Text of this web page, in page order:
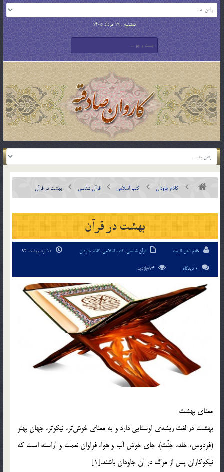
دوشنبه , 19 مرداد 1405
کلام جاودان کتب اسلامی قرآن شناسی بهشت در قرآن
بهشت در قرآن
خادم اهل البیت قرآن شناسی,کتب اسلامی,کلام جاودان
0 دیدگاه
معناي بهشت
بهشت در لغت ريشه‌ي اوستايي دارد و به معناي خوش‌تر، نيكوتر، جهان بهتر
(فردوس، خلد، جنّت). جاي خوش آب و هوا، فراوان نعمت و آراسته است كه
نيكوكاران پس از مرگ در آن جاودان باشند.[1]